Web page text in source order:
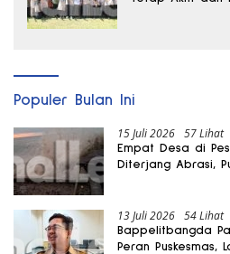
Populer Bulan Ini
15 Juli 2026 57 Lihat
Empat Desa di
Diterjang Abrasi,
13 Juli 2026 54 Lihat
Bappelitbangda
Peran Puskesmas,